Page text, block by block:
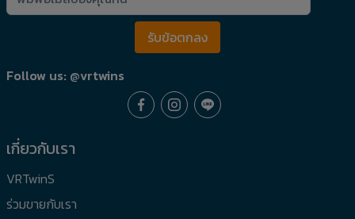
รับข้อตกลง
Follow us: @vrtwins
เกี่ยวกับเรา
VRTwinS
ร่วมขายกับเรา